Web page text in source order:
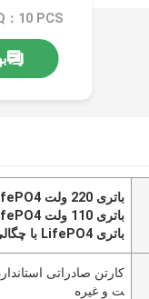
ابزار برق
：10 PCS
باتری 220 ولت LifePO4
باتری 110 ولت LifePO4
باتری LifePO4 با چگالی انرژی بالا
کارتن صادراتی
ت و غیره